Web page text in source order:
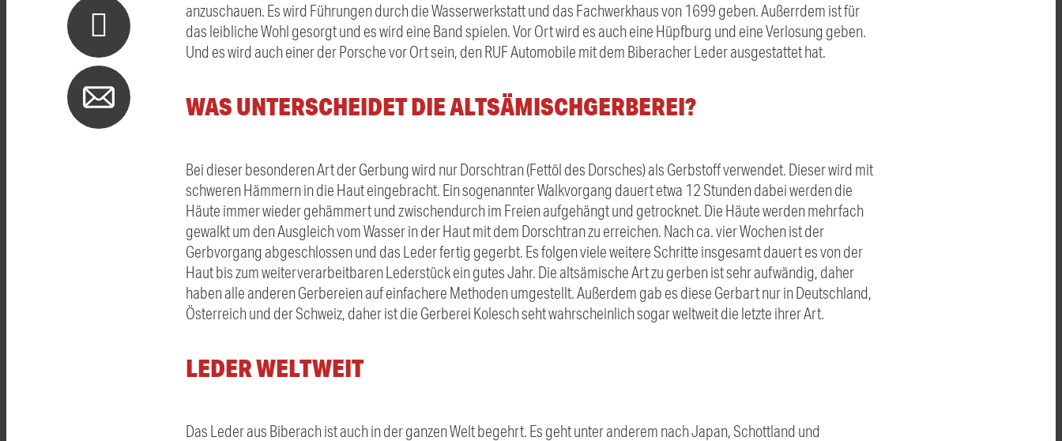
anzuschauen. Es wird Führungen durch die Wasserwerkstatt und das Fachwerkhaus von 1699 geben. Außerrdem ist für
das leibliche Wohl gesorgt und es wird eine Band spielen. Vor Ort wird es auch eine Hüpfburg und eine Verlosung geben.
Und es wird auch einer der Porsche vor Ort sein, den RUF Automobile mit dem Biberacher Leder ausgestattet hat.
WAS UNTERSCHEIDET DIE ALTSÄMISCHGERBEREI?
Bei dieser besonderen Art der Gerbung wird nur Dorschtran (Fettöl des Dorsches) als Gerbstoff verwendet. Dieser wird mit
schweren Hämmern in die Haut eingebracht. Ein sogenannter Walkvorgang dauert etwa 12 Stunden dabei werden die
Häute immer wieder gehämmert und zwischendurch im Freien aufgehängt und getrocknet. Die Häute werden mehrfach
gewalkt um den Ausgleich vom Wasser in der Haut mit dem Dorschtran zu erreichen. Nach ca. vier Wochen ist der
Gerbvorgang abgeschlossen und das Leder fertig gegerbt. Es folgen viele weitere Schritte insgesamt dauert es von der
Haut bis zum weiterverarbeitbaren Lederstück ein gutes Jahr. Die altsämische Art zu gerben ist sehr aufwändig, daher
haben alle anderen Gerbereien auf einfachere Methoden umgestellt. Außerdem gab es diese Gerbart nur in Deutschland,
Österreich und der Schweiz, daher ist die Gerberei Kolesch seht wahrscheinlich sogar weltweit die letzte ihrer Art.
LEDER WELTWEIT
Das Leder aus Biberach ist auch in der ganzen Welt begehrt. Es geht unter anderem nach Japan, Schottland und